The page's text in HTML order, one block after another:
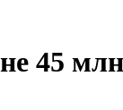
45